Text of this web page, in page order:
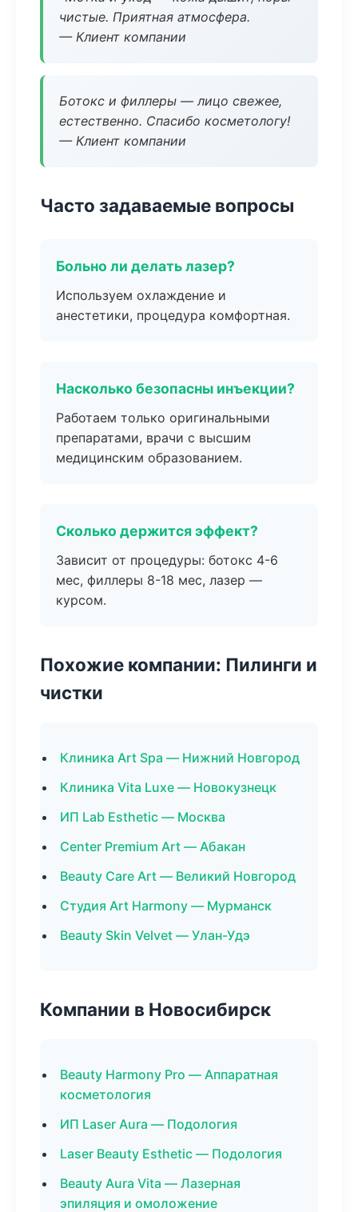
чистые. Приятная атмосфера.
— Клиент компании
Ботокс и филлеры — лицо свежее,
естественно. Спасибо косметологу!
— Клиент компании
Часто задаваемые вопросы
Больно ли делать лазер?
Используем охлаждение и
анестетики, процедура комфортная.
Насколько безопасны инъекции?
Работаем только оригинальными
препаратами, врачи с высшим
медицинским образованием.
Сколько держится эффект?
Зависит от процедуры: ботокс 4-6
мес, филлеры 8-18 мес, лазер —
курсом.
Похожие компании: Пилинги и
чистки
Клиника Art Spa — Нижний Новгород
Клиника Vita Luxe — Новокузнецк
ИП Lab Esthetic — Москва
Center Premium Art — Абакан
Beauty Care Art — Великий Новгород
Студия Art Harmony — Мурманск
Beauty Skin Velvet — Улан-Удэ
Компании в Новосибирск
Beauty Harmony Pro — Аппаратная
косметология
ИП Laser Aura — Подология
Laser Beauty Esthetic — Подология
Beauty Aura Vita — Лазерная
эпиляция и омоложение